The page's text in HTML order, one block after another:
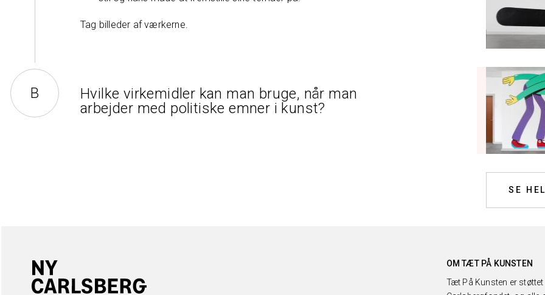
Tag billeder af værkerne.
Hvilke virkemidler kan man bruge, når man
arbejder med politiske emner i kunst?
SE
OM TÆT PÅ KUNSTEN
Tæt På Kunsten er